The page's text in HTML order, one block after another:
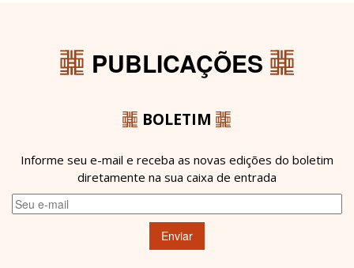
PUBLICAÇÕES
BOLETIM
Informe seu e-mail e receba as novas edições do boletim
diretamente na sua caixa de entrada